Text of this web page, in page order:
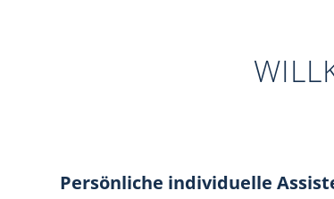
Persönliche individuelle